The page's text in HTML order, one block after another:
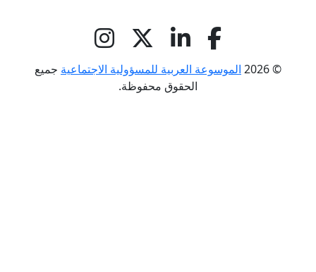
© 2026 الموسوعة العربية للمسؤولية الاجتماعية جميع
الحقوق محفوظة.